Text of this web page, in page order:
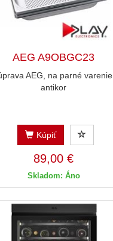
AEG A9OBGC23
AEG, na parné varenie,
antikor
Kúpiť
89,00 €
Skladom: Áno